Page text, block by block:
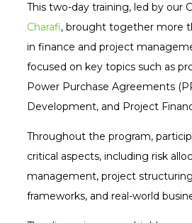
This two-day training, led by our
Charafi, brought together more
in finance and project
focused on key topics such as
Power Purchase Agreements
Development, and Project
Throughout the program,
critical aspects, including risk
management, project
frameworks, and real-world